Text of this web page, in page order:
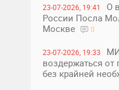
23-07-2026, 19:41
О
России Посла
Москве
0
23-07-2026, 19:33
воздержаться
без крайней